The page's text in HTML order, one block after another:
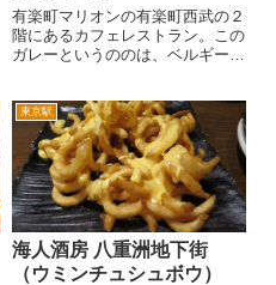
有楽町マリオンの有楽町西武の２
階にあるカフェレストラン。この
ガレーというののは、ベルギー王
オをテーマにした「チョコレー
ト・カフェ＆レストラン」で、こ
の有楽町西武のガレー ショ...
東京駅
海人酒房 八重洲地下街
（ウミンチュシュボウ）